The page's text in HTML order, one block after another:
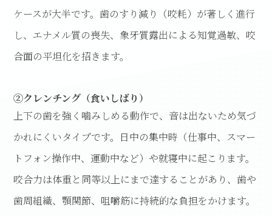
ケースが大半です。歯のすり減り（咬耗）が著しく進行
し、エナメル質の喪失、象牙質露出による知覚過敏、咬
合面の平坦化を招きます。
②クレンチング（食いしばり）
上下の歯を強く噛みしめる動作で、音は出ないため気づ
かれにくいタイプです。日中の集中時（仕事中、スマー
トフォン操作中、運動中など）や就寝中に起こります。
咬合力は体重と同等以上にまで達することがあり、歯や
歯周組織、顎関節、咀嚼筋に持続的な負担をかけます。